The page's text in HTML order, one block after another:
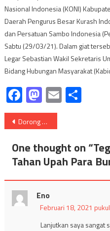
Nasional Indonesia (KONI)
Daerah Pengurus Besar Kurash
dan Persatuan Sambo Indonesia
Sabtu (29/03/21). Dalam giat
Legar Sebastian Wakil Sekretaris
Bidang Hubungan Masyarakat
Facebook
Mastodon
Email
Navigasi
pos
Dorong WBK/WBBM, Ombudsman Sumsel Hadiri Deklarasi Zona Integritas Lapas Lahat
One thought on “
Tahan Upah Para
Eno
Februari 18, 2021
Lanjutkan saya sangat